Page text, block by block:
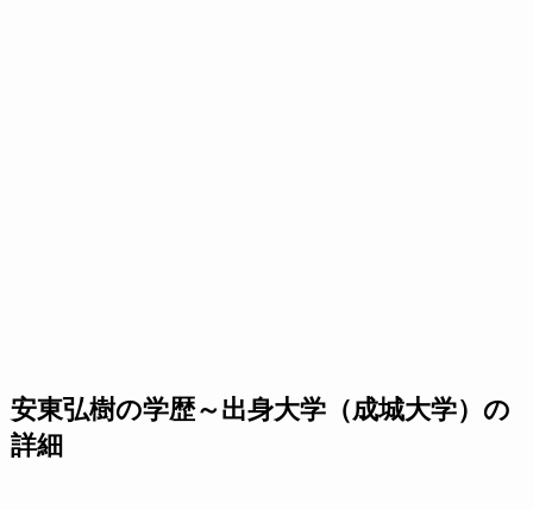
安東弘樹の学歴～出身大学（成城大学）の
詳細